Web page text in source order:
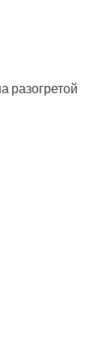
разогретой